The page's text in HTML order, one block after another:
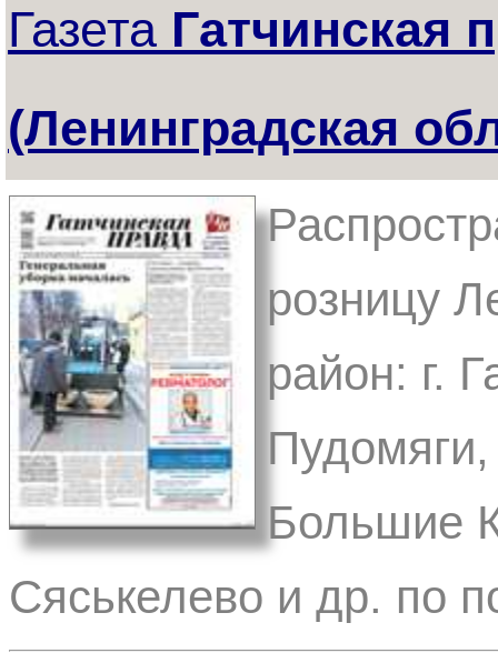
Газета Гатчинская
(Ленинградская
розницу
район: г.
Большие
Сяськелево и др. по